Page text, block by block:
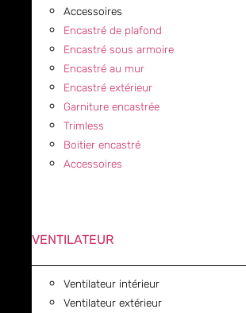
Accessoires
Encastré de plafond
Encastré sous armoire
Encastré au mur
Encastré extérieur
Garniture encastrée
Trimless
Boitier encastré
Accessoires
VENTILATEUR
Ventilateur intérieur
Ventilateur extérieur